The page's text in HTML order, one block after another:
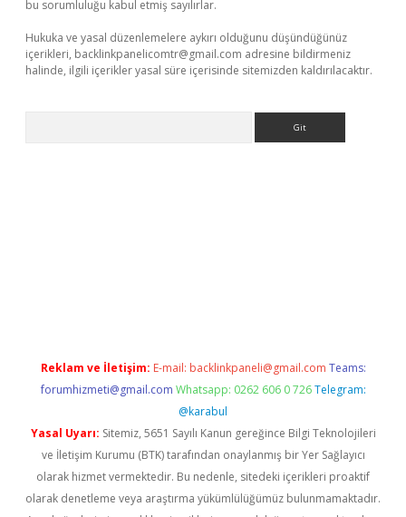
bu sorumluluğu kabul etmiş sayılırlar.
Hukuka ve yasal düzenlemelere aykırı olduğunu düşündüğünüz
içerikleri, backlinkpanelicomtr@gmail.com adresine bildirmeniz
halinde, ilgili içerikler yasal süre içerisinde sitemizden kaldırılacaktır.
Reklam ve İletişim: E-mail: backlinkpaneli@gmail.com Teams:
forumhizmeti@gmail.com Whatsapp: 0262 606 0 726 Telegram:
@karabul
Yasal Uyarı: Sitemiz, 5651 Sayılı Kanun gereğince Bilgi Teknolojileri
ve İletişim Kurumu (BTK) tarafından onaylanmış bir Yer Sağlayıcı
olarak hizmet vermektedir. Bu nedenle, sitedeki içerikleri proaktif
olarak denetleme veya araştırma yükümlülüğümüz bulunmamaktadır.